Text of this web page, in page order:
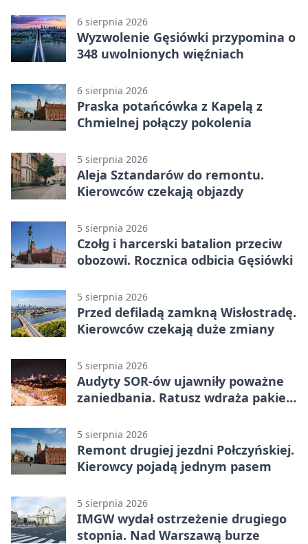
6 sierpnia 2026
Wyzwolenie Gęsiówki przypomina o
348 uwolnionych więźniach
6 sierpnia 2026
Praska potańcówka z Kapelą z
Chmielnej połączy pokolenia
5 sierpnia 2026
Aleja Sztandarów do remontu.
Kierowców czekają objazdy
5 sierpnia 2026
Czołg i harcerski batalion przeciw
obozowi. Rocznica odbicia Gęsiówki
5 sierpnia 2026
Przed defiladą zamkną Wisłostradę.
Kierowców czekają duże zmiany
5 sierpnia 2026
Audyty SOR-ów ujawniły poważne
zaniedbania. Ratusz wdraża pakiet
5 sierpnia 2026
Remont drugiej jezdni Połczyńskiej.
Kierowcy pojadą jednym pasem
5 sierpnia 2026
IMGW wydał ostrzeżenie drugiego
stopnia. Nad Warszawą burze